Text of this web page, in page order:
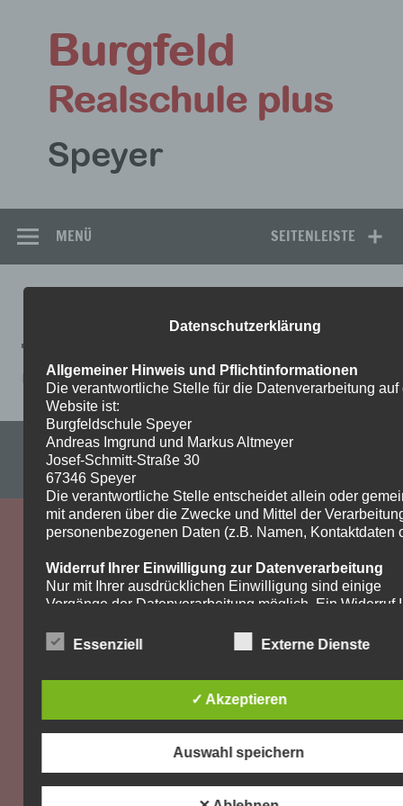
springen
SEITENLEISTE
MENÜ
PRA╠ÊDIKAT3
Pra╠êdikat3
Impressum & Datenschutzerklärung
WordPress-Theme: Dynamic News von ThemeZee.
Datenschutzerklärung
Allgemeiner Hinweis und Pflichtinformationen
Die verantwortliche Stelle für die Datenverarbeitung auf
Website ist:
Burgfeldschule Speyer
Andreas Imgrund und Markus Altmeyer
Josef-Schmitt-Straße 30
67346 Speyer
Die verantwortliche Stelle entscheidet allein oder
mit anderen über die Zwecke und Mittel der
personenbezogenen Daten (z.B. Namen, Kontaktdaten
Widerruf Ihrer Einwilligung zur Datenverarbeitung
Nur mit Ihrer ausdrücklichen Einwilligung sind einige
Vorgänge der Datenverarbeitung möglich. Ein Widerruf
Widerruf genügt eine formlose Mitteilung per E-Mail. Die
Recht auf Beschwerde bei der zuständigen
Aufsichtsbehörde
Als Betroffener steht Ihnen im Falle eines
der zuständigen Aufsichtsbehörde zu. Zuständige
Aufsichtsbehörde bezüglich datenschutzrechtlicher
Essenziell Externe Dienste
✓ Akzeptieren
Auswahl speichern